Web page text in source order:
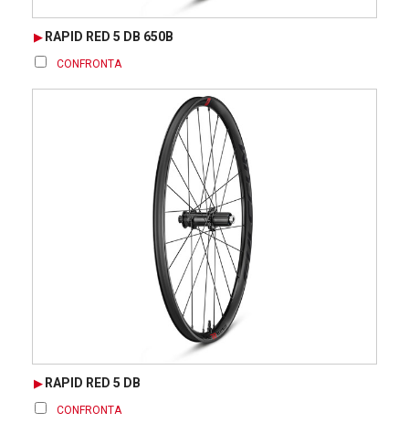
RAPID RED 5 DB 650B
CONFRONTA
RAPID RED 5 DB
CONFRONTA